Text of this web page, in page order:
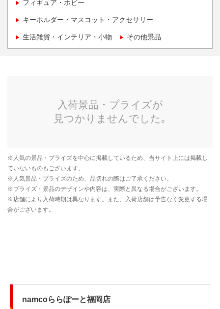
フィギュア・ホビー
キーホルダー・マスコット・アクセサリー
生活雑貨・インテリア・小物 その他景品
namcoららぽーと福岡店